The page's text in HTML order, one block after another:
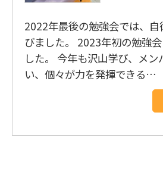
2022年最後の勉強会では、
びました。 2023年初の勉強
した。 今年も沢山学び、メ
い、個々が力を発揮できる…